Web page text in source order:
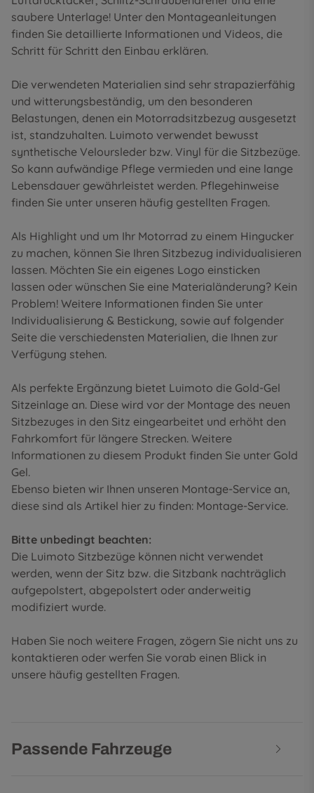
saubere Unterlage! Unter den Montageanleitungen
finden Sie detaillierte Informationen und Videos, die
Schritt für Schritt den Einbau erklären.
Die verwendeten Materialien sind sehr strapazierfähig
und witterungsbeständig, um den besonderen
Belastungen, denen ein Motorradsitzbezug ausgesetzt
ist, standzuhalten. Luimoto verwendet bewusst
synthetische Veloursleder bzw. Vinyl für die Sitzbezüge.
So kann aufwändige Pflege vermieden und eine lange
Lebensdauer gewährleistet werden. Pflegehinweise
finden Sie unter unseren häufig gestellten Fragen.
Als Highlight und um Ihr Motorrad zu einem Hingucker
zu machen, können Sie Ihren Sitzbezug individualisieren
lassen. Möchten Sie ein eigenes Logo einsticken
lassen oder wünschen Sie eine Materialänderung? Kein
Problem! Weitere Informationen finden Sie unter
Individualisierung & Bestickung, sowie auf folgender
Seite die verschiedensten Materialien, die Ihnen zur
Verfügung stehen.
Als perfekte Ergänzung bietet Luimoto die Gold-Gel
Sitzeinlage an. Diese wird vor der Montage des neuen
Sitzbezuges in den Sitz eingearbeitet und erhöht den
Fahrkomfort für längere Strecken. Weitere
Informationen zu diesem Produkt finden Sie unter Gold
Gel.
Ebenso bieten wir Ihnen unseren Montage-Service an,
diese sind als Artikel hier zu finden: Montage-Service.
Bitte unbedingt beachten:
Die Luimoto Sitzbezüge können nicht verwendet
werden, wenn der Sitz bzw. die Sitzbank nachträglich
aufgepolstert, abgepolstert oder anderweitig
modifiziert wurde.
Haben Sie noch weitere Fragen, zögern Sie nicht uns zu
kontaktieren oder werfen Sie vorab einen Blick in
unsere häufig gestellten Fragen.
Passende Fahrzeuge